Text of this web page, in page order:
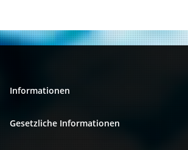
Informationen
Gesetzliche Informationen